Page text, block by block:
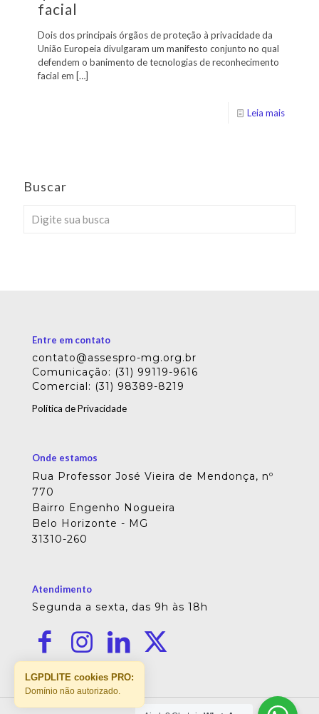
facial
Dois dos principais órgãos de proteção à privacidade da
União Europeia divulgaram um manifesto conjunto no qual
defendem o banimento de tecnologias de reconhecimento
facial em […]
Leia mais
Buscar
Entre em contato
contato@assespro-mg.org.br
Comunicação: (31) 99119-9616
Comercial: (31) 98389-8219
Política de Privacidade
Onde estamos
Rua Professor José Vieira de Mendonça, nº
770
Bairro Engenho Nogueira
Belo Horizonte - MG
31310-260
Atendimento
Segunda a sexta, das 9h às 18h
LGPDLITE cookies PRO:
Domínio não autorizado.